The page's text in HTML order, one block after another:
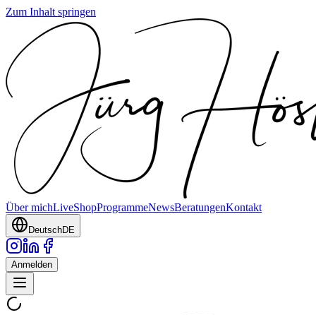
Zum Inhalt springen
Über michLiveShopProgrammeNewsBeratungenKontakt
DeutschDE
Anmelden